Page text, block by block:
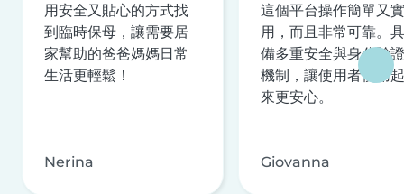
用安全又貼心的方式找
到臨時保母，讓需要居
家幫助的爸爸媽媽日常
生活更輕鬆！
Nerina
這個平台操作簡單又實
用，而且非常可靠。具
備多重安全與身分驗證
機制，讓使用者使用起
來更安心。
Giovanna